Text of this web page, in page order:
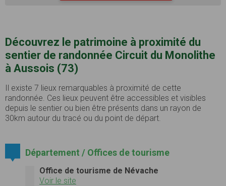
Découvrez le patrimoine à proximité du
sentier de randonnée Circuit du Monolithe
à Aussois (73)
Il existe 7 lieux remarquables à proximité de cette
randonnée. Ces lieux peuvent être accessibles et visibles
depuis le sentier ou bien être présents dans un rayon de
30km autour du tracé ou du point de départ.
Département / Offices de tourisme
Office de tourisme de Névache
Voir le site